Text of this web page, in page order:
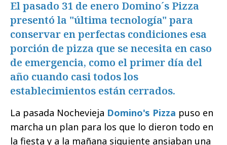
El pasado 31 de enero Domino´s Pizza
presentó la "última tecnología" para
conservar en perfectas condiciones esa
porción de pizza que se necesita en caso
de emergencia, como el primer día del
año cuando casi todos los
establecimientos están cerrados.
La pasada Nochevieja Domino's Pizza puso en
marcha un plan para los que lo dieron todo en
la fiesta y a la mañana siguiente ansiaban una